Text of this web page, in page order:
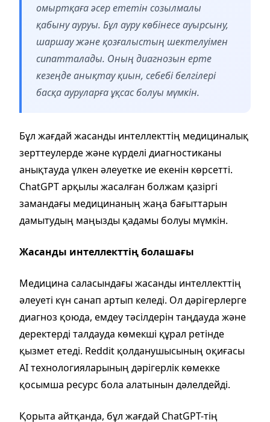
омыртқаға әсер ететін созылмалы
қабыну ауруы. Бұл ауру көбінесе ауырсыну,
шаршау және қозғалыстың шектелуімен
сипатталады. Оның диагнозын ерте
кезеңде анықтау қиын, себебі белгілері
басқа ауруларға ұқсас болуы мүмкін.
Бұл жағдай жасанды интеллекттің медициналық
зерттеулерде және күрделі диагностиканы
анықтауда үлкен әлеуетке ие екенін көрсетті.
ChatGPT арқылы жасалған болжам қазіргі
замандағы медицинаның жаңа бағыттарын
дамытудың маңызды қадамы болуы мүмкін.
Жасанды интеллекттің болашағы
Медицина саласындағы жасанды интеллекттің
әлеуеті күн санап артып келеді. Ол дәрігерлерге
диагноз қоюда, емдеу тәсілдерін таңдауда және
деректерді талдауда көмекші құрал ретінде
қызмет етеді. Reddit қолданушысының оқиғасы
AI технологияларының дәрігерлік көмекке
қосымша ресурс бола алатынын дәлелдейді.
Қорыта айтқанда, бұл жағдай ChatGPT-тің